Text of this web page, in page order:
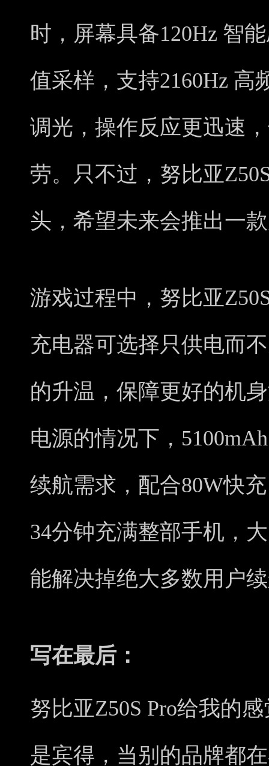
时，屏幕具备120Hz 智
值采样，支持2160Hz 高
调光，操作反应更迅速
劳。只不过，努比亚
头，希望未来会推出一
游戏过程中，努比亚
充电器可选择只供电而
的升温，保障更好的机
电源的情况下，
续航需求，配合80W快
34分钟充满整部手机，
能解决掉绝大多数用户
写在最后：
努比亚Z50S Pro给我的
是宾得，当别的品牌都